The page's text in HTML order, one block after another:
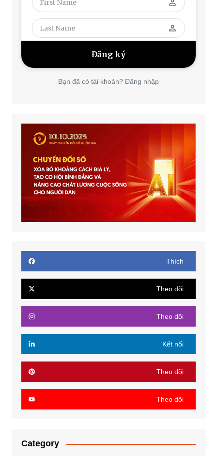
perm_identity
perm_identity
Bạn đã có tài khoản? Đăng nhập
Thích
Theo dõi
Theo dõi
Kết nối
Theo dõi
Theo dõi
Category